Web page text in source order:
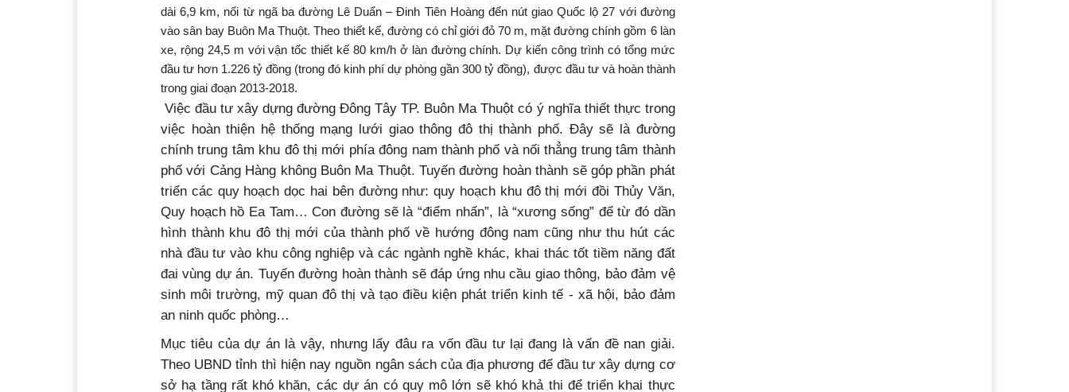
dài 6,9 km, nối từ ngã ba đường Lê Duẩn – Đinh Tiên Hoàng đến nút giao Quốc lộ 27 với đường
vào sân bay Buôn Ma Thuột. Theo thiết kế, đường có chỉ giới đỏ 70 m, mặt đường chính gồm 6 làn
xe, rộng 24,5 m với vận tốc thiết kế 80 km/h ở làn đường chính. Dự kiến công trình có tổng mức
đầu tư hơn 1.226 tỷ đồng (trong đó kinh phí dự phòng gần 300 tỷ đồng), được đầu tư và hoàn thành
trong giai đoạn 2013-2018.
Việc đầu tư xây dựng đường Đông Tây TP. Buôn Ma Thuột có ý nghĩa thiết thực trong
việc hoàn thiện hệ thống mạng lưới giao thông đô thị thành phố. Đây sẽ là đường
chính trung tâm khu đô thị mới phía đông nam thành phố và nối thẳng trung tâm thành
phố với Cảng Hàng không Buôn Ma Thuột. Tuyến đường hoàn thành sẽ góp phần phát
triển các quy hoạch dọc hai bên đường như: quy hoạch khu đô thị mới đồi Thủy Văn,
Quy hoạch hồ Ea Tam… Con đường sẽ là “điểm nhấn”, là “xương sống” để từ đó dần
hình thành khu đô thị mới của thành phố về hướng đông nam cũng như thu hút các
nhà đầu tư vào khu công nghiệp và các ngành nghề khác, khai thác tốt tiềm năng đất
đai vùng dự án. Tuyến đường hoàn thành sẽ đáp ứng nhu cầu giao thông, bảo đảm vệ
sinh môi trường, mỹ quan đô thị và tạo điều kiện phát triển kinh tế - xã hội, bảo đảm
an ninh quốc phòng…
Mục tiêu của dự án là vậy, nhưng lấy đâu ra vốn đầu tư lại đang là vấn đề nan giải.
Theo UBND tỉnh thì hiện nay nguồn ngân sách của địa phương để đầu tư xây dựng cơ
sở hạ tầng rất khó khăn, các dự án có quy mô lớn sẽ khó khả thi để triển khai thực